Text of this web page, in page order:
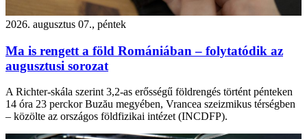
2026. augusztus 07., péntek
Ma is rengett a föld Romániában – folytatódik az
augusztusi sorozat
A Richter-skála szerint 3,2-as erősségű földrengés történt pénteken
14 óra 23 perckor Buzău megyében, Vrancea szeizmikus térségben
– közölte az országos földfizikai intézet (INCDFP).